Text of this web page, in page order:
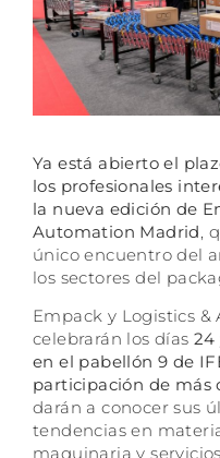
Ya está abierto el
los profesionales
la nueva edición de
Automation Madrid ,
único encuentro del
los sectores del
Empack y Logistics
celebrarán los días 24
en el pabellón 9 de
participación de más
darán a conocer sus
tendencias en
maquinaria y